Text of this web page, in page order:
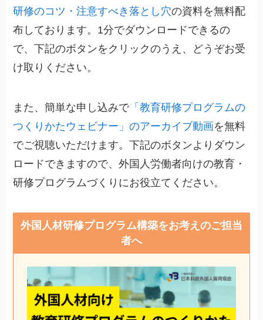
研修のコツ・注意すべき落とし穴の資料を無料配
布しております。1分でダウンロードできるの
で、下記のボタンをクリックのうえ、どうぞお受
け取りください。
また、簡単な申し込みで「教育研修プログラムの
つくりかたウェビナー」のアーカイブ動画を無料
でご視聴いただけます。下記のボタンよりダウン
ロードできますので、外国人労働者向けの教育・
研修プログラムづくりにお役立てください。
外国人材研修プログラム構築をお考えのご担当
者へ